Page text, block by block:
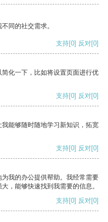
同的社交需求。
支持[0] 反对[0]
化一下，比如将设置页面进行优
支持[0] 反对[0]
能够随时随地学习新知识，拓宽
支持[0] 反对[0]
我的办公提供帮助。我经常需要
，能够快速找到我需要的信息。
支持[0] 反对[0]